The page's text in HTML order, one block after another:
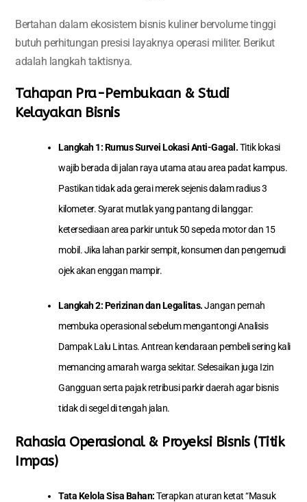
Bertahan dalam ekosistem bisnis kuliner bervolume tinggi
butuh perhitungan presisi layaknya operasi militer. Berikut
adalah langkah taktisnya.
Tahapan Pra-Pembukaan & Studi
Kelayakan Bisnis
Langkah 1: Rumus Survei Lokasi Anti-Gagal.Titik lokasi
wajib berada di jalan raya utama atau area padat kampus.
Pastikan tidak ada gerai merek sejenis dalam radius 3
kilometer. Syarat mutlak yang pantang di langgar:
ketersediaan area parkir untuk 50 sepeda motor dan 15
mobil. Jika lahan parkir sempit, konsumen dan pengemudi
ojek akan enggan mampir.
Langkah 2: Perizinan dan Legalitas.Jangan pernah
membuka operasional sebelum mengantongi Analisis
Dampak Lalu Lintas. Antrean kendaraan pembeli sering kali
memancing amarah warga sekitar. Selesaikan juga Izin
Gangguan serta pajak retribusi parkir daerah agar bisnis
tidak di segel di tengah jalan.
Rahasia Operasional & Proyeksi Bisnis (Titik
Impas)
Tata Kelola Sisa Bahan:Terapkan aturan ketat “Masuk